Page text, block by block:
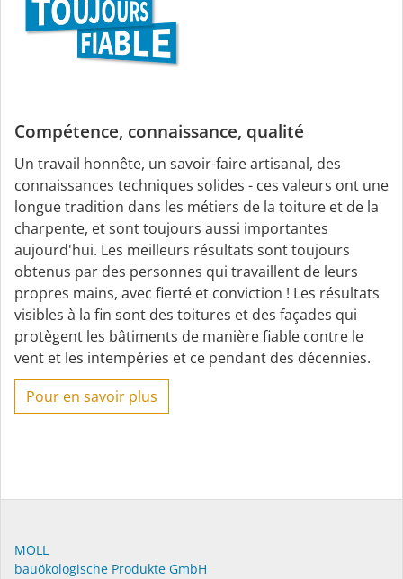
Compétence, connaissance, qualité
Un travail honnête, un savoir-faire artisanal, des
connaissances techniques solides - ces valeurs ont une
longue tradition dans les métiers de la toiture et de la
charpente, et sont toujours aussi importantes
aujourd'hui. Les meilleurs résultats sont toujours
obtenus par des personnes qui travaillent de leurs
propres mains, avec fierté et conviction ! Les résultats
visibles à la fin sont des toitures et des façades qui
protègent les bâtiments de manière fiable contre le
vent et les intempéries et ce pendant des décennies.
Pour en savoir plus
MOLL
bauöko­lo­gi­sche Pro­duk­te GmbH